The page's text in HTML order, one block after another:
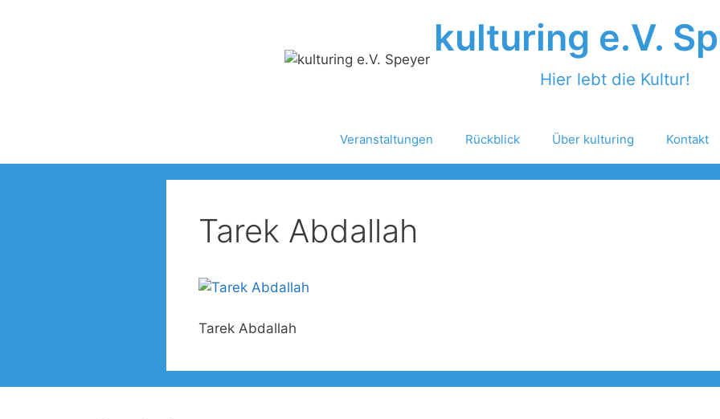
kulturing e.V.
Hier lebt die Kultur!
Veranstaltungen Rückblick Über kulturing Kontakt
Tarek Abdallah
Tarek Abdallah